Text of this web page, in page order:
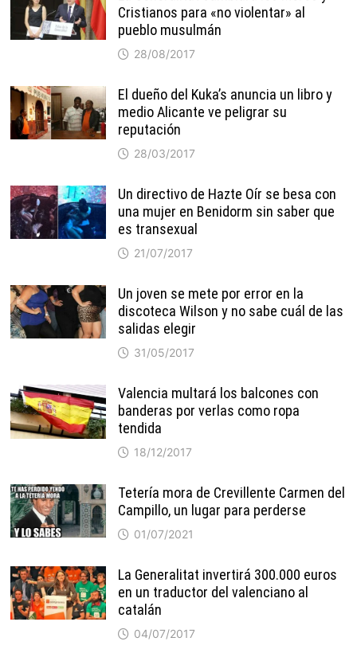
Cristianos para «no violentar» al
pueblo musulmán
28/08/2017
El dueño del Kuka’s anuncia un libro y
medio Alicante ve peligrar su
reputación
28/03/2017
Un directivo de Hazte Oír se besa con
una mujer en Benidorm sin saber que
es transexual
21/07/2017
Un joven se mete por error en la
discoteca Wilson y no sabe cuál de las
salidas elegir
31/05/2017
Valencia multará los balcones con
banderas por verlas como ropa
tendida
18/12/2017
Tetería mora de Crevillente Carmen del
Campillo, un lugar para perderse
01/07/2021
La Generalitat invertirá 300.000 euros
en un traductor del valenciano al
catalán
04/07/2017